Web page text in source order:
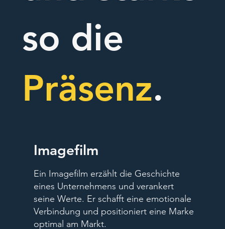
so die
Präsenz.
Imagefilm
Ein Imagefilm erzählt die Geschichte
eines Unternehmens und verankert
seine Werte. Er schafft eine emotionale
Verbindung und positioniert eine Marke
optimal am Markt.